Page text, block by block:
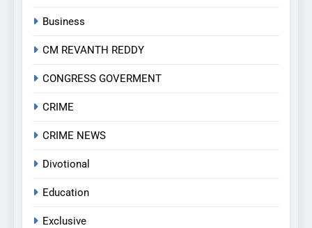
Business
CM REVANTH REDDY
CONGRESS GOVERMENT
CRIME
CRIME NEWS
Divotional
Education
Exclusive